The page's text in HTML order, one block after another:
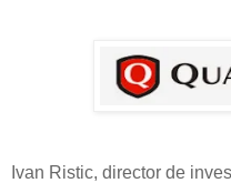
Ivan Ristic, director de